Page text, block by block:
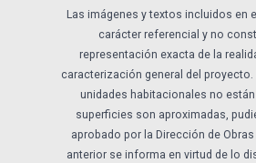
Las imágenes y textos incluidos en
carácter referencial y no
representación exacta de la
caracterización general del
unidades habitacionales no
superficies son aproximadas,
aprobado por la Dirección de
anterior se informa en virtud de lo